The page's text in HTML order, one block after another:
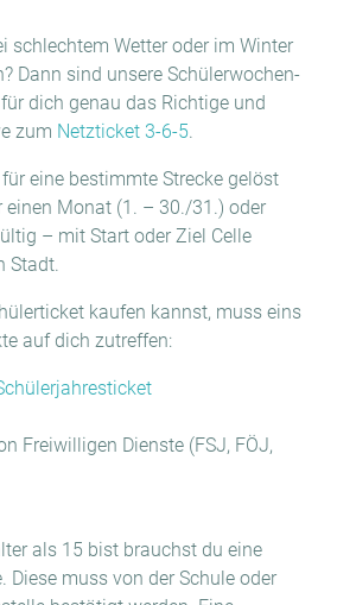
schlechtem Wetter oder im Winter
Dann sind unsere Schülerwochen-
dich genau das Richtige und
zum Netzticket 3-6-5.
eine bestimmte Strecke gelöst
Monat (1. – 30./31.) oder
– mit Start oder Ziel Celle
Stadt.
kaufen kannst, muss eins
auf dich zutreffen:
Freiwilligen Dienste (FSJ, FÖJ,
als 15 bist brauchst du eine
Diese muss von der Schule oder